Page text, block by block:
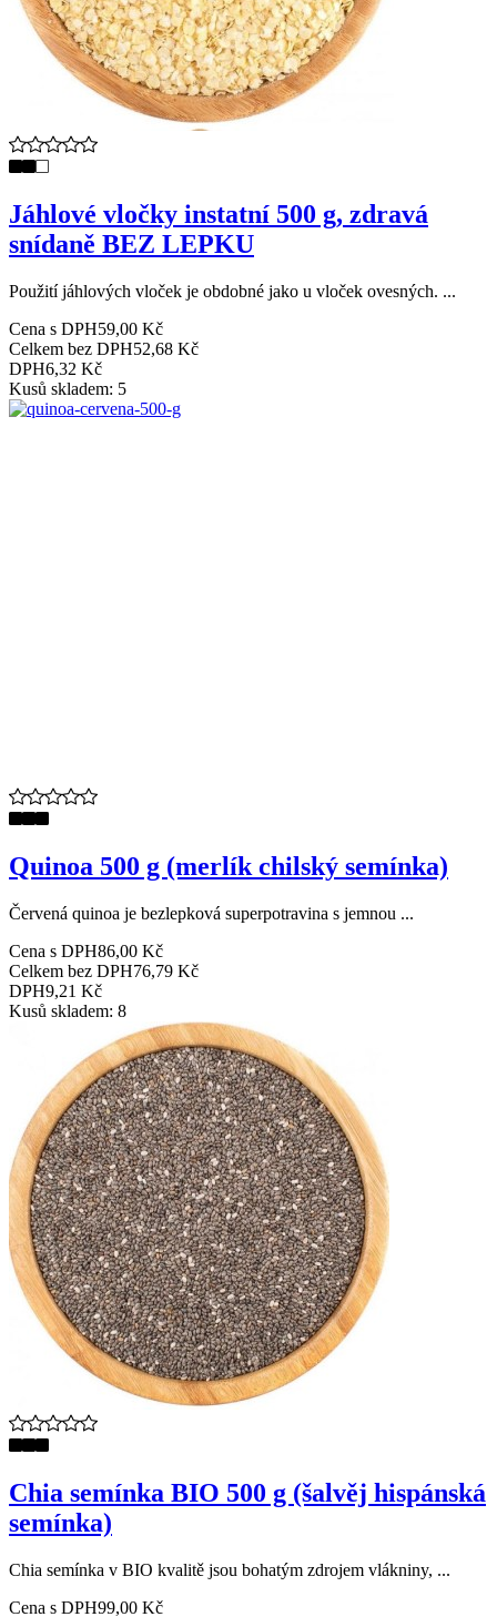
Jáhlové vločky instatní 500 g, zdravá
snídaně BEZ LEPKU
Použití jáhlových vloček je obdobné jako u vloček ovesných. ...
Cena s DPH59,00 Kč
Celkem bez DPH52,68 Kč
DPH6,32 Kč
Kusů skladem: 5
Quinoa 500 g (merlík chilský semínka)
Červená quinoa je bezlepková superpotravina s jemnou ...
Cena s DPH86,00 Kč
Celkem bez DPH76,79 Kč
DPH9,21 Kč
Kusů skladem: 8
Chia semínka BIO 500 g (šalvěj hispánská
semínka)
Chia semínka v BIO kvalitě jsou bohatým zdrojem vlákniny, ...
Cena s DPH99,00 Kč